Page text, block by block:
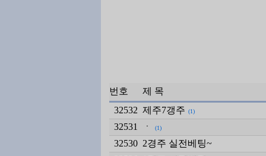
번호
제 목
32532 제주7갱주 (1)
32531 ㆍ (1)
32530 2경주 실전베팅~